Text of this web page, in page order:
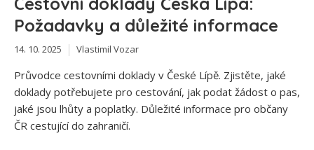
Požadavky a důležité informace
14. 10. 2025 Vlastimil Vozar
Průvodce cestovními doklady v České Lípě. Zjistěte, jaké
doklady potřebujete pro cestování, jak podat žádost o pas,
jaké jsou lhůty a poplatky. Důležité informace pro občany
ČR cestující do zahraničí.